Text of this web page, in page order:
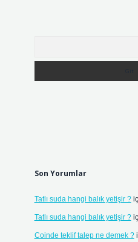
Son Yorumlar
Tatlı suda hangi balık yetişir ?
Tatlı suda hangi balık yetişir ?
Coinde teklif talep ne demek ?